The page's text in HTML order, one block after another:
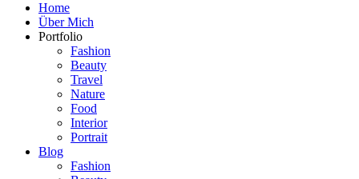
Home
Über Mich
Portfolio
Fashion
Beauty
Travel
Nature
Food
Interior
Portrait
Blog
Fashion